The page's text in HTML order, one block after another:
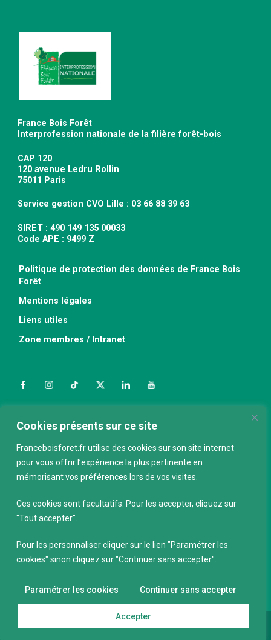
Cookies présents sur ce site
Franceboisforet.fr utilise des cookies sur son site internet
pour vous offrir l’expérience la plus pertinente en
mémorisant vos préférences lors de vos visites.
Ces cookies sont facultatifs. Pour les accepter, cliquez sur
"Tout accepter".
Pour les personnaliser cliquer sur le lien "Paramétrer les
cookies" sinon cliquez sur "Continuer sans accepter".
Paramétrer les cookies Continuer sans accepter
Accepter
France Bois Forêt
Interprofession nationale de la filière forêt-bois
CAP 120
120 avenue Ledru Rollin
75011 Paris
Service gestion CVO Lille : 03 66 88 39 63
SIRET : 490 149 135 00033
Code APE : 9499 Z
Politique de protection des données de France Bois
Forêt
Mentions légales
Liens utiles
Zone membres / Intranet
FacebookInstagramTikTokTwitterLinkedInYouTube
Nous contacter
ABONNEZ-VOUS À LA NEWSLETTER
E-mail *